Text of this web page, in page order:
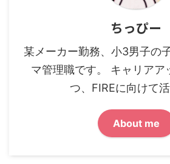
ちっぴー
某メーカー勤務、小3男子の
マ管理職です。 キャリアア
つ、FIREに向けて活
About me